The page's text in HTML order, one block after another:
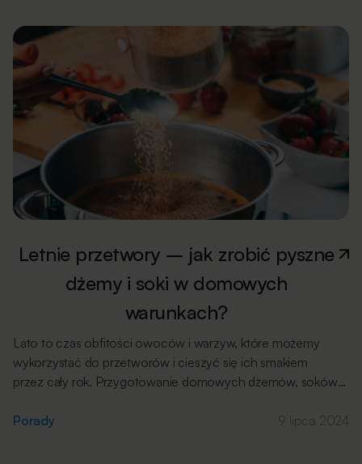
tapicerki. Czyszczenie tapicerki krzesła sodą oczyszczoną
Soda oczyszczona jest skutecznym i łatwym w użyciu
sposobem na usunięcie plam […]
Letnie przetwory – jak zrobić pyszne
dżemy i soki w domowych
warunkach?
Lato to czas obfitości owoców i warzyw, które możemy
wykorzystać do przetworów i cieszyć się ich smakiem
przez cały rok. Przygotowanie domowych dżemów, soków
wspaniałą rodzinną tradycją, w którą angażują się wszyscy
Porady 9 lipca 2024